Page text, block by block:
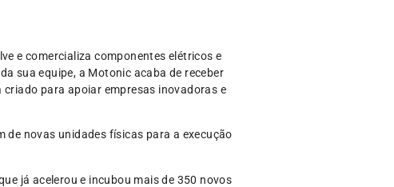
e comercializa componentes elétricos e
sua equipe, a Motonic acaba de receber
criado para apoiar empresas inovadoras e
de novas unidades físicas para a execução
já acelerou e incubou mais de 350 novos